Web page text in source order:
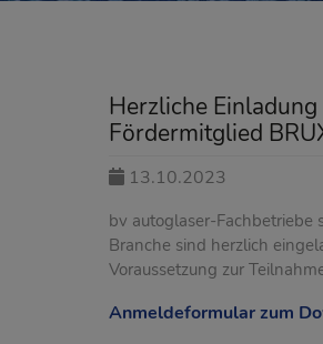
Herzliche
Fördermitglied
13.10.2023
bv autoglaser-Fachbetriebe
Branche sind herzlich
Voraussetzung zur
Anmeldeformular zum